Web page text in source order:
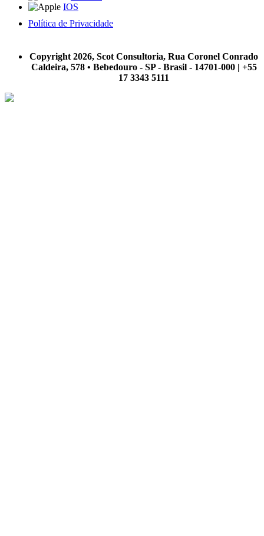
IOS
Política de Privacidade
Copyright 2026, Scot Consultoria, Rua Coronel Conrado
Caldeira, 578 • Bebedouro - SP - Brasil - 14701-000 | +55
17 3343 5111